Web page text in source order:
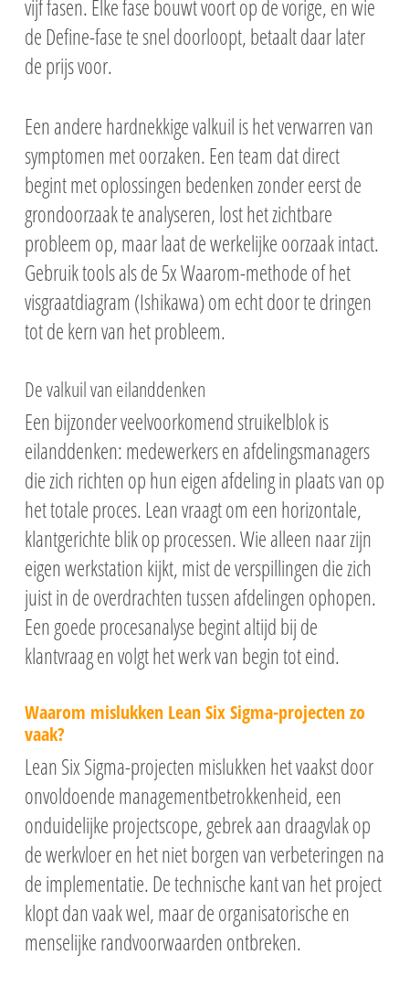
vijf fasen. Elke fase bouwt voort op de vorige, en wie
de Define-fase te snel doorloopt, betaalt daar later
de prijs voor.
Een andere hardnekkige valkuil is het verwarren van
symptomen met oorzaken. Een team dat direct
begint met oplossingen bedenken zonder eerst de
grondoorzaak te analyseren, lost het zichtbare
probleem op, maar laat de werkelijke oorzaak intact.
Gebruik tools als de 5x Waarom-methode of het
visgraatdiagram (Ishikawa) om echt door te dringen
tot de kern van het probleem.
De valkuil van eilanddenken
Een bijzonder veelvoorkomend struikelblok is
eilanddenken: medewerkers en afdelingsmanagers
die zich richten op hun eigen afdeling in plaats van op
het totale proces. Lean vraagt om een horizontale,
klantgerichte blik op processen. Wie alleen naar zijn
eigen werkstation kijkt, mist de verspillingen die zich
juist in de overdrachten tussen afdelingen ophopen.
Een goede procesanalyse begint altijd bij de
klantvraag en volgt het werk van begin tot eind.
Waarom mislukken Lean Six Sigma-projecten zo
vaak?
Lean Six Sigma-projecten mislukken het vaakst door
onvoldoende managementbetrokkenheid, een
onduidelijke projectscope, gebrek aan draagvlak op
de werkvloer en het niet borgen van verbeteringen na
de implementatie. De technische kant van het project
klopt dan vaak wel, maar de organisatorische en
menselijke randvoorwaarden ontbreken.